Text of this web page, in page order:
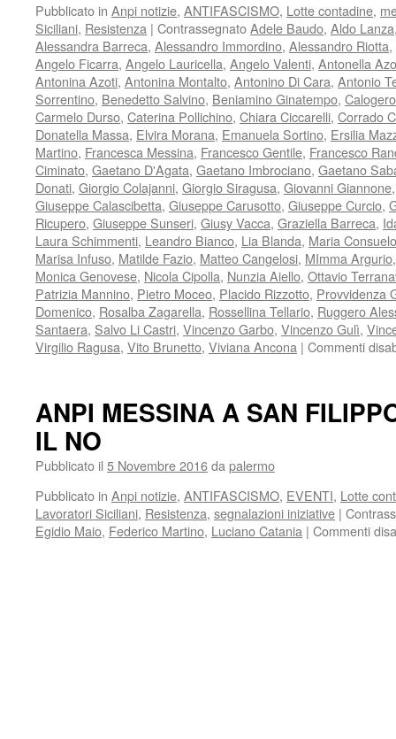
Pubblicato in Anpi notizie, ANTIFASCISMO, Lotte contadine,
Siciliani, Resistenza | ContrassegnatoAdele Baudo, Aldo Lanza
Alessandra Barreca, Alessandro Immordino, Alessandro Riotta,
Angelo Ficarra, Angelo Lauricella, Angelo Valenti, Antonella
Antonina Azoti, Antonina Montalto, Antonino Di Cara, Antonio
Sorrentino, Benedetto Salvino, Beniamino Ginatempo,
Carmelo Durso, Caterina Pollichino, Chiara Ciccarelli, Corrado
Donatella Massa, Elvira Morana, Emanuela Sortino, Ersilia
Martino, Francesca Messina, Francesco Gentile, Francesco
Ciminato, Gaetano D'Agata, Gaetano Imbrociano, Gaetano
Donati, Giorgio Colajanni, Giorgio Siragusa, Giovanni Giannone
Giuseppe Calascibetta, Giuseppe Carusotto, Giuseppe Curcio,
Ricupero, Giuseppe Sunseri, Giusy Vacca, Graziella Barreca,
Laura Schimmenti, Leandro Bianco, Lia Blanda, Maria
Marisa Infuso, Matilde Fazio, Matteo Cangelosi, MImma Argurio
Monica Genovese, Nicola Cipolla, Nunzia Aiello, Ottavio
Patrizia Mannino, Pietro Moceo, Placido Rizzotto, Provvidenza
Domenico, Rosalba Zagarella, Rossellina Tellario, Ruggero
Santaera, Salvo Li Castri, Vincenzo Garbo, Vincenzo Gulì,
Virgilio Ragusa, Vito Brunetto, Viviana Ancona | Commenti
ANPI MESSINA A SAN
IL NO
Pubblicato il 5 Novembre 2016da palermo
Pubblicato in Anpi notizie, ANTIFASCISMO, EVENTI, Lotte
Lavoratori Siciliani, Resistenza, segnalazioni iniziative |
Egidio Maio, Federico Martino, Luciano Catania | Commenti